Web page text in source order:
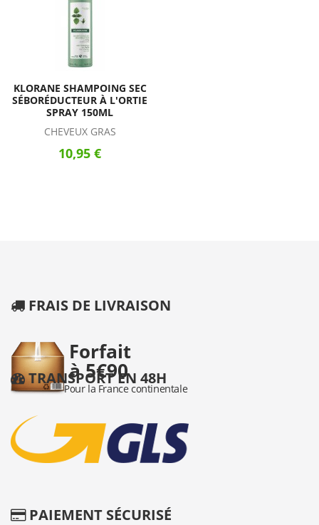
KLORANE SHAMPOING SEC
SÉBORÉDUCTEUR À L'ORTIE
SPRAY 150ML
CHEVEUX GRAS
10,95 €
FRAIS DE LIVRAISON
TRANSPORT EN 48H
PAIEMENT SÉCURISÉ